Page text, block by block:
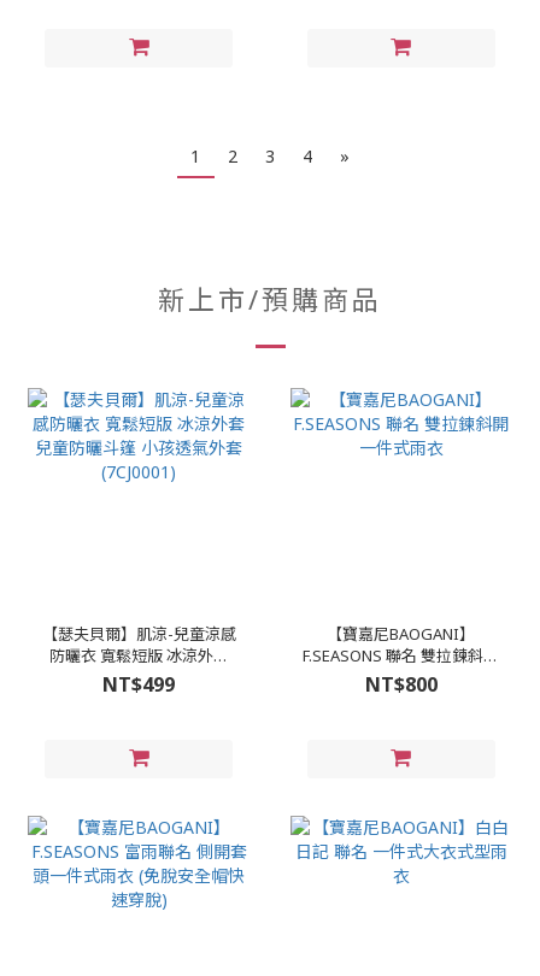
1 2 3 4 »
新上市/預購商品
【瑟夫貝爾】肌涼-兒童涼感
防曬衣 寬鬆短版 冰涼外套
兒童防曬斗篷 小孩透氣外套
(7CJ0001)
NT$499
【寶嘉尼BAOGANI】
F.SEASONS 聯名 雙拉鍊斜開
一件式雨衣
NT$800